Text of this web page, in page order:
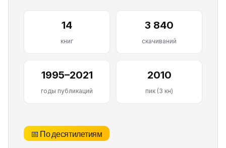
14
книг
3 840
скачиваний
1995–2021
годы публикаций
2010
пик (3 кн)
📅 По десятилетиям